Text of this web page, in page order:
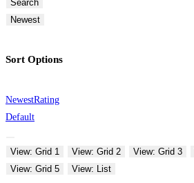
Search
Newest
Sort Options
NewestRating
Default
View: Grid 1 View: Grid 2 View: Grid 3
View: Grid 5
View: List